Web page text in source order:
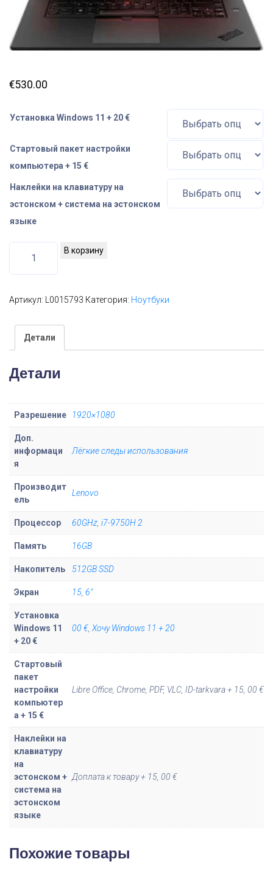
€530.00
Установка Windows 11 + 20 €
Стартовый пакет настройки
компьютера + 15 €
Наклейки на клавиатуру на
эстонском + система на эстонском
языке
и
в
n
o
P
В корзину
Артикул: L0015793 Категория: Ноутбуки
Детали
Детали
Разрешение 1920×1080
Доп.
информаци
я
Лёгкие следы использования
Производит
ель
Lenovo
Процессор 60GHz i7-9750H 2
Память 16GB
Накопитель 512GB SSD
Экран 15 6"
Установка
Windows 11
+ 20 €
00 € Хочу Windows 11 + 20
Стартовый
пакет
настройки
компьютер
а + 15 €
Libre Office, Chrome, PDF, VLC, ID-tarkvara + 15, 00 €
Наклейки на
клавиатуру
на
эстонском +
система на
эстонском
языке
Доплата к товару + 15, 00 €
Похожие товары